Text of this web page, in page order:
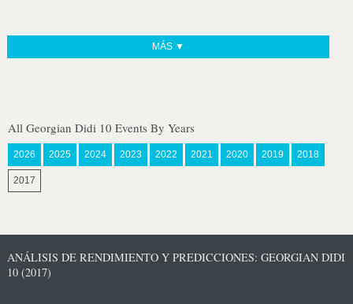
MÁS ▼
All Georgian Didi 10 Events By Years
2026 2025 2024 2023 2022 2021 2020 2019 2018
2017
ANÁLISIS DE RENDIMIENTO Y PREDICCIONES: GEORGIAN DIDI
10 (2017)